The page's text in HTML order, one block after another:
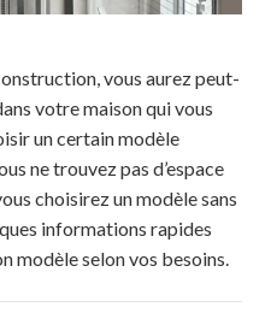
vous aurez peut-
votre maison qui vous
un certain modèle
ne trouvez pas d’espace
choisirez un modèle sans
informations rapides
modèle selon vos besoins.